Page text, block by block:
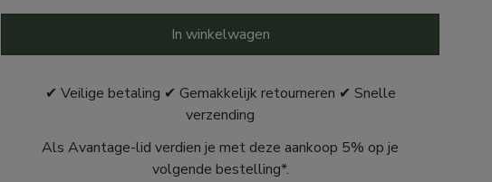
In winkelwagen
✔ Veilige betaling ✔ Gemakkelijk retourneren ✔ Snelle
verzending
Als Avantage-lid verdien je met deze aankoop 5% op je
volgende bestelling*.